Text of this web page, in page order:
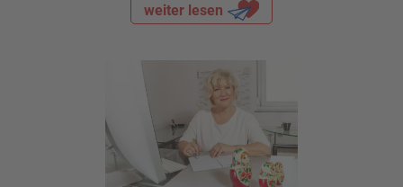
weiter lesen